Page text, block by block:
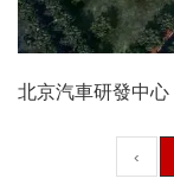
北京汽車研發中心
‹